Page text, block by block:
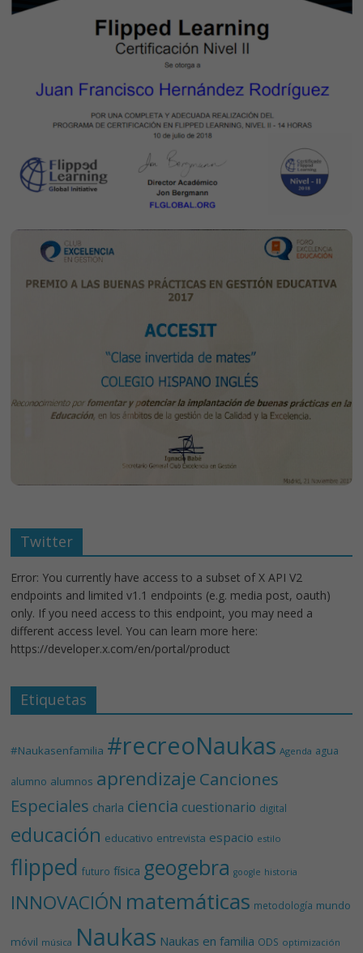
Twitter
Error: You currently have access to a subset of X API V2
endpoints and limited v1.1 endpoints (e.g. media post, oauth)
only. If you need access to this endpoint, you may need a
different access level. You can learn more here:
https://developer.x.com/en/portal/product
Etiquetas
#Naukasenfamilia #recreoNaukas Agenda agua
alumno alumnos aprendizaje Canciones
Especiales charla ciencia cuestionario digital
educación educativo entrevista espacio estilo
flipped futuro física geogebra google historia
INNOVACIÓN matemáticas metodología mundo
móvil música Naukas Naukas en familia ODS optimización